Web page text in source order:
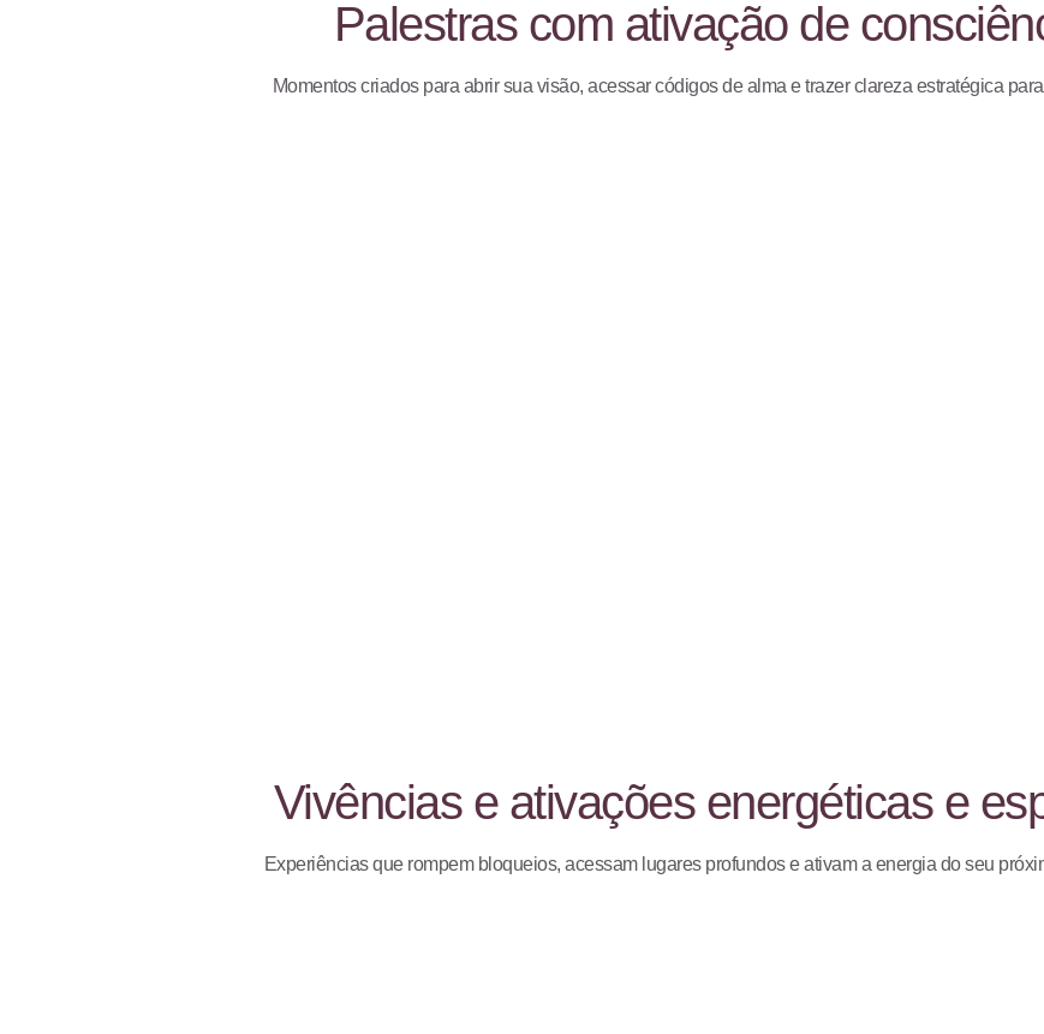
Palestras com ativação de
Momentos criados para abrir sua visão, acessar códigos de alma e trazer clareza estratégica
Vivências e ativações energéticas e
Experiências que rompem bloqueios, acessam lugares profundos e ativam a energia do seu